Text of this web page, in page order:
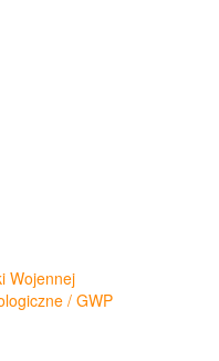
Wojennej
/ GWP